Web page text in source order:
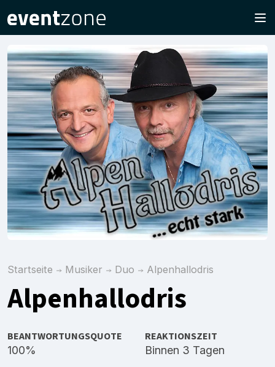
Startseite Musiker Duo Alpenhallodris
Alpenhallodris
BEANTWORTUNGSQUOTE
100%
REAKTIONSZEIT
Binnen 3 Tagen